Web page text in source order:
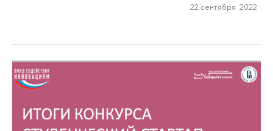
22 сентября 2022